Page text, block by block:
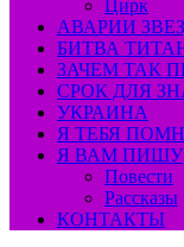
Цирк
АВАРИИ
БИТВА
ЗАЧЕМ ТАК
СРОК ДЛЯ
УКРАИНА
Я ТЕБЯ
Я ВАМ ПИШУ
Повести
Рассказы
КОНТАКТЫ